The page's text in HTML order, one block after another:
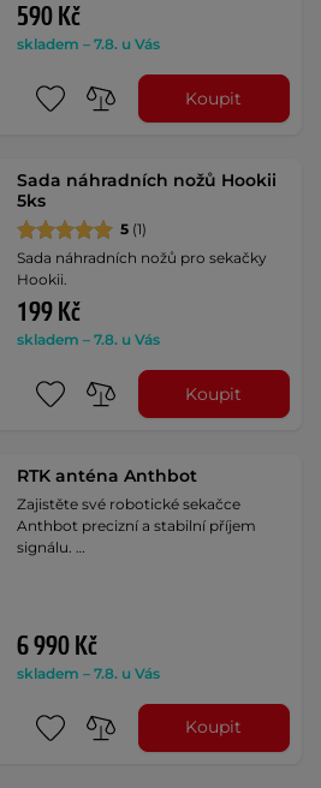
590 Kč
skladem – 7.8. u Vás
Koupit
Sada náhradních nožů Hookii
5ks
5 (1)
Sada náhradních nožů pro sekačky
Hookii.
199 Kč
skladem – 7.8. u Vás
Koupit
RTK anténa Anthbot
Zajistěte své robotické sekačce
Anthbot precizní a stabilní příjem
signálu. …
6 990 Kč
skladem – 7.8. u Vás
Koupit